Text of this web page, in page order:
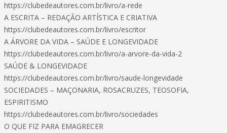
https://clubedeautores.com.br/livro/a-rede
A ESCRITA – REDAÇÃO ARTÍSTICA E CRIATIVA
https://clubedeautores.com.br/livro/escritor
A ÁRVORE DA VIDA – SAÚDE E LONGEVIDADE
https://clubedeautores.com.br/livro/a-arvore-da-vida-2
SAÚDE & LONGEVIDADE
https://clubedeautores.com.br/livro/saude-longevidade
SOCIEDADES – MAÇONARIA, ROSACRUZES, TEOSOFIA,
ESPIRITISMO
https://clubedeautores.com.br/livro/sociedades
O QUE FIZ PARA EMAGRECER